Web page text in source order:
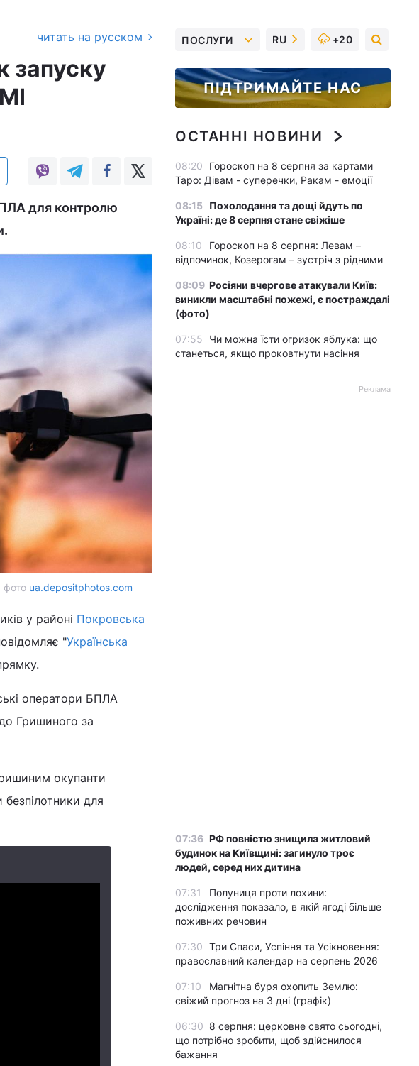
читать на русском
запуску
для контролю
фото ua.depositphotos.com
у районі Покровська
"Українська
оператори БПЛА
Гришиного за
окупанти
для
ПОСЛУГИ RU +20
ПІДТРИМАЙТЕ НАС
ОСТАННІ НОВИНИ
08:20
Гороскоп на 8 серпня за картами
Таро: Дівам - суперечки, Ракам - емоції
08:15 Похолодання та дощі йдуть по
Україні: де 8 серпня стане свіжіше
08:10
Гороскоп на 8 серпня: Левам –
відпочинок, Козерогам – зустріч з рідними
08:09 Росіяни вчергове атакували Київ:
виникли масштабні пожежі, є постраждалі
(фото)
07:55
Чи можна їсти огризок яблука: що
станеться, якщо проковтнути насіння
Реклама
07:36 РФ повністю знищила житловий
будинок на Київщині: загинуло троє
людей, серед них дитина
07:31
Полуниця проти лохини:
дослідження показало, в якій ягоді більше
поживних речовин
07:30 Три Спаси, Успіння та Усікновення:
православний календар на серпень 2026
07:10
Магнітна буря охопить Землю:
свіжий прогноз на 3 дні (графік)
06:30 8 серпня: церковне свято сьогодні,
що потрібно зробити, щоб здійснилося
бажання